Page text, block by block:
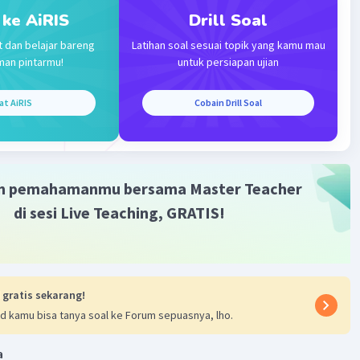
·5.0(2)
Iklan
2
· 0.0( 0) Balas
AiRIS
dan belajar bareng
pintarmu!
AiRIS
Drill Soal
Latihan soal sesuai topik yang kamu mau
untuk persiapan ujian
Cobain Drill Soal
pemahamanmu bersama Master Teacher
di sesi Live Teaching, GRATIS!
gratis sekarang!
kamu bisa tanya soal ke Forum sepuasnya, lho.